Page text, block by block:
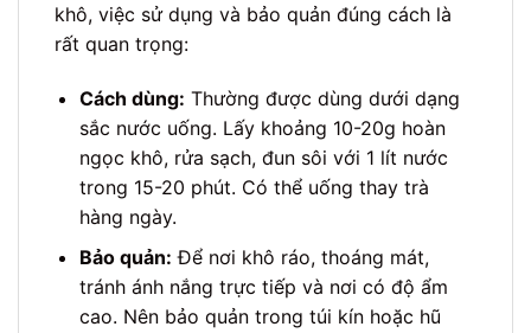
khô, việc sử dụng và bảo quản đúng cách là
rất quan trọng:
Cách dùng: Thường được dùng dưới dạng
sắc nước uống. Lấy khoảng 10-20g hoàn
ngọc khô, rửa sạch, đun sôi với 1 lít nước
trong 15-20 phút. Có thể uống thay trà
hàng ngày.
Bảo quản: Để nơi khô ráo, thoáng mát,
tránh ánh nắng trực tiếp và nơi có độ ẩm
cao. Nên bảo quản trong túi kín hoặc hũ